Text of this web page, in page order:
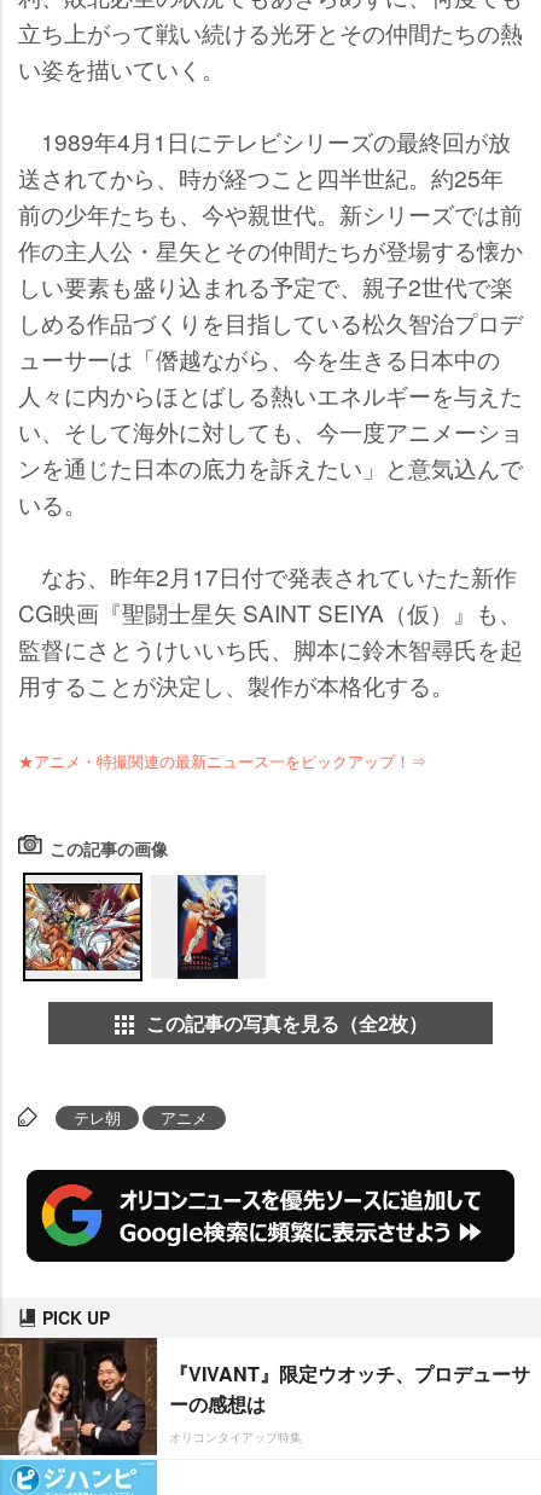
立ち上がって戦い続ける光牙とその仲間たちの熱
い姿を描いていく。
1989年4月1日にテレビシリーズの最終回が放
送されてから、時が経つこと四半世紀。約25年
前の少年たちも、今や親世代。新シリーズでは前
作の主人公・星矢とその仲間たちが登場する懐か
しい要素も盛り込まれる予定で、親子2世代で楽
しめる作品づくりを目指している松久智治プロデ
ューサーは「僭越ながら、今を生きる日本中の
人々に内からほとばしる熱いエネルギーを与えた
い、そして海外に対しても、今一度アニメーショ
ンを通じた日本の底力を訴えたい」と意気込んで
いる。
なお、昨年2月17日付で発表されていたた新作
CG映画『聖闘士星矢 SAINT SEIYA（仮）』も、
監督にさとうけいいち氏、脚本に鈴木智尋氏を起
用することが決定し、製作が本格化する。
★アニメ・特撮関連の最新ニュース一をピックアップ！⇒
この記事の画像
この記事の写真を見る（全2枚）
テレ朝 アニメ
PICK UP
『VIVANT』限定ウオッチ、プロデューサ
ーの感想は
オリコンタイアップ特集